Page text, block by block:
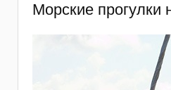
Морские прогулки